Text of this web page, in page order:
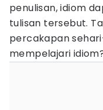
penulisan, idiom
tulisan tersebut.
percakapan
mempelajari